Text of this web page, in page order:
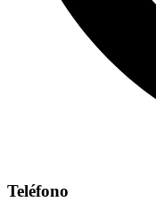
Teléfono